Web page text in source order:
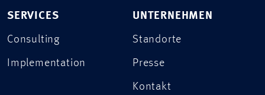
SERVICES
Consulting
Implementation
UNTERNEHMEN
Standorte
Presse
Kontakt